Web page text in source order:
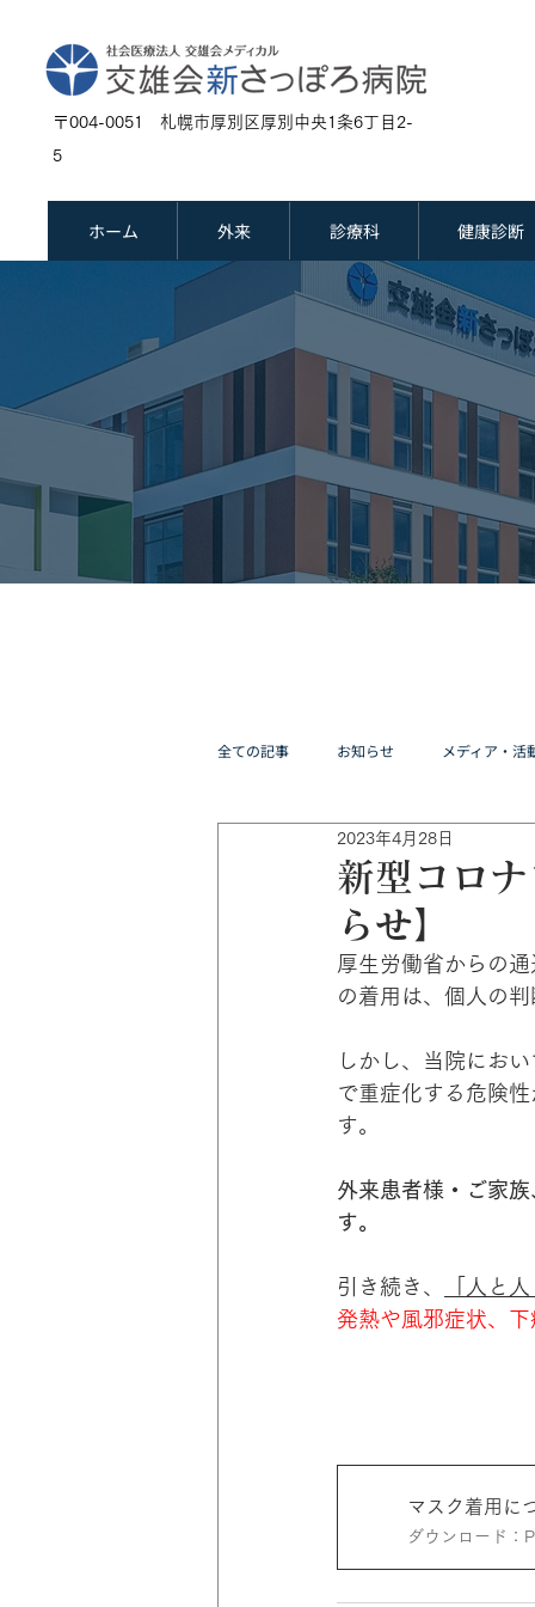
〒004-0051 札幌市厚別区厚別中央1条6丁目2-
5
ホーム 外来 診療科 健康診断
全ての記事 お知らせ メディア・活
新型コロ
らせ】
2023年4月28日
厚生労働省からの
の着用は、個人の
しかし、当院にお
で重症化する危険
す。
外来患者様・ご家
す。
引き続き、
「人と
発熱や風邪症状、
マスク着用に
ダウンロード：